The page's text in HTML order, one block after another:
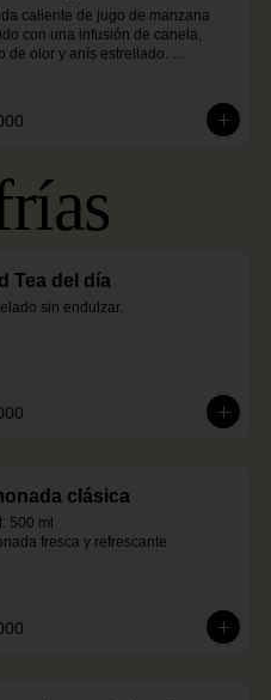
caliente de jugo de manzana
con una infusión de canela,
de olor y anís estrellado.
Tea del día
sin endulzar.
clásica
500 ml
fresca y refrescante